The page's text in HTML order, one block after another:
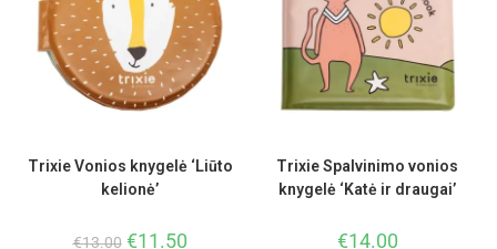
Trixie Vonios knygelė ‘Liūto
kelionė’
€13.00 €11.50
Trixie Spalvinimo vonios
knygelė ‘Katė ir draugai’
€14.00